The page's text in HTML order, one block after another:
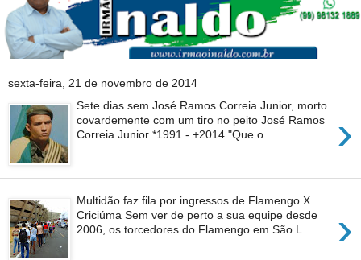
sexta-feira, 21 de novembro de 2014
›
Sete dias sem José Ramos Correia Junior, morto
covardemente com um tiro no peito José Ramos
Correia Junior *1991 - +2014 "Que o ...
›
Multidão faz fila por ingressos de Flamengo X
Criciúma Sem ver de perto a sua equipe desde
2006, os torcedores do Flamengo em São L...